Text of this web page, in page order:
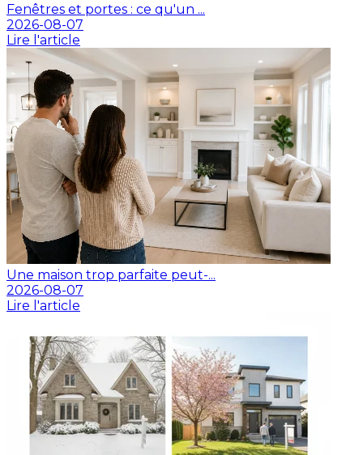
Fenêtres et portes : ce qu'un ...
2026-08-07
Lire l'article
Une maison trop parfaite peut-...
2026-08-07
Lire l'article